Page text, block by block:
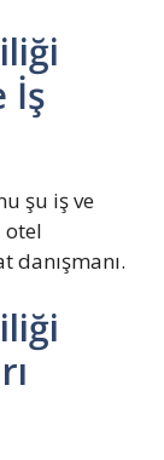
İş
şu iş ve
otel
danışmanı.